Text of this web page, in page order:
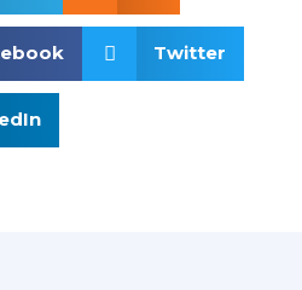
Twitter